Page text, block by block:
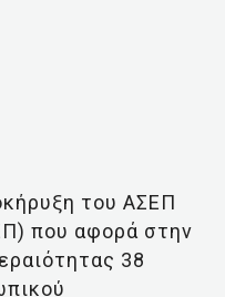
του ΑΣΕΠ
που αφορά στην
38